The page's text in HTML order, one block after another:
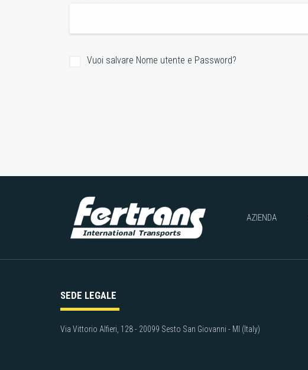
Vuoi salvare Nome utente e Password?
AZIENDA
SEDE LEGALE
Via Vittorio Alfieri, 128 - 20099 Sesto San Giovanni - MI (Italy)